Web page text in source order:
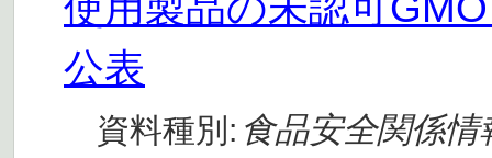
公表
資料種別: 食品安全関係情